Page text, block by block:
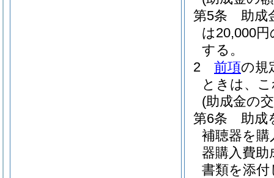
第5条
助成
は20,000
する。
2
前項の規
ときは、
(助成金の
第6条
助成
補聴器を
器購入費助
書類を添